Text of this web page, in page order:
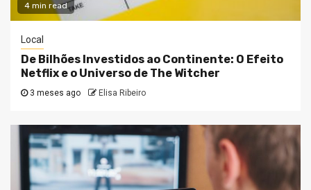
4 min read
Local
De Bilhões Investidos ao Continente: O Efeito
Netflix e o Universo de The Witcher
3 meses ago Elisa Ribeiro